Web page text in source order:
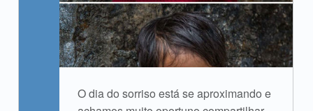
O dia do sorriso está se aproximando e